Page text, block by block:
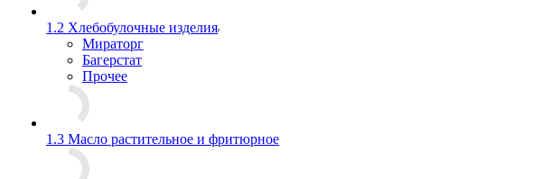
1.2 Хлебобулочные изделия
Мираторг
Багерстат
Прочее
1.3 Масло растительное и фритюрное